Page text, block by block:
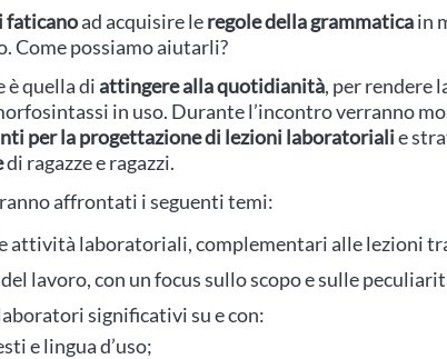
faticanoad acquisire leregole della grammaticain
Come possiamo aiutarli?
è quella diattingere alla quotidianità, per rendere
in uso. Durante l’incontro verranno
per la progettazione di lezioni laboratorialie
di ragazze e ragazzi.
affrontati i seguenti temi:
attività laboratoriali, complementari alle lezioni
lavoro, con un focus sullo scopo e sulle
significativi su e con:
e lingua d’uso;